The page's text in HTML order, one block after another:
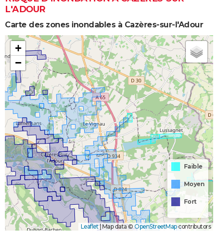
L'ADOUR
Carte des zones inondables à Cazères-sur-l'Adour
+
−
Faible
Moyen
Fort
Leaflet|Map data © OpenStreetMapcontributors